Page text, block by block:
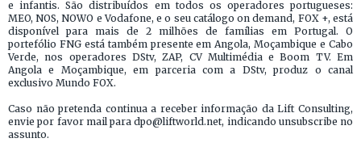
e infantis. São distribuídos em todos os operadores portugueses:
MEO, NOS, NOWO e Vodafone, e o seu catálogo on demand, FOX +, está
disponível para mais de 2 milhões de famílias em Portugal. O
portefólio FNG está também presente em Angola, Moçambique e Cabo
Verde, nos operadores DStv, ZAP, CV Multimédia e Boom TV. Em
Angola e Moçambique, em parceria com a DStv, produz o canal
exclusivo Mundo FOX.
Caso não pretenda continua a receber informação da Lift Consulting,
envie por favor mail para dpo@liftworld.net, indicando unsubscribe no
assunto.